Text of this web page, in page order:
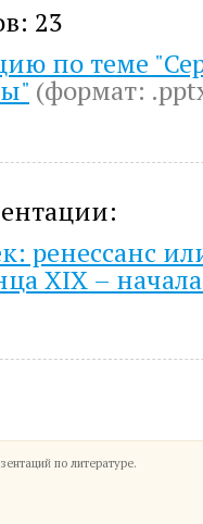
23
по теме
(формат:
ренессанс
XIX –
по литературе.